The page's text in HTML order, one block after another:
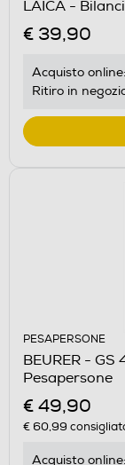
LAICA -
€ 39,90
Acquisto online:
Ritiro in
PESAPERSONE
BEURER -
Pesapersone
€ 49,90
€ 60,99
Acquisto online: